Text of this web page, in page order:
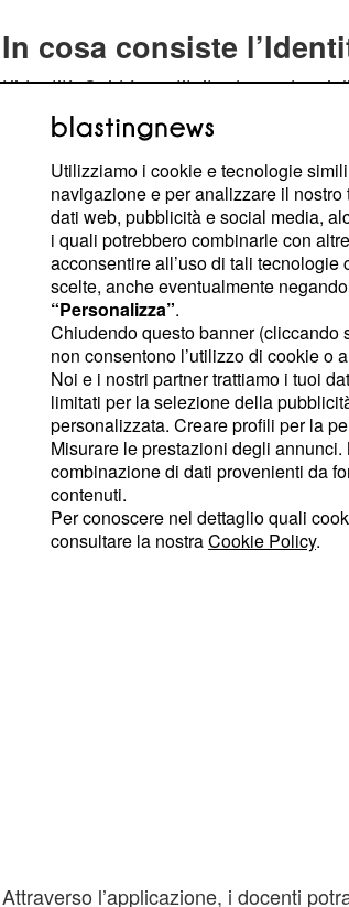
In cosa consiste
L’identità Spid è costituita da
password) che vengono rilasciate
permettono l’accesso a tutti i servizi
richiesto sia gratuitamente sia a
soggetto abilitato (Infocert, Poste,
Non ci sono differenze tra i soggetti a
richiedere le credenziali Spid, esse
gratis per due anni per tutti i cittadini
richiesta entro il 31 dicembre 2016. I
possono fare richiesta fin da ora per
gestore che preferiscono. Una volta
attendere il 30 novembre per
“Carta del Docente”.
Attraverso l’applicazione, i docenti
Utilizziamo i cookie e tecnologie
navigazione e per analizzare il
dati web, pubblicità e social media,
i quali potrebbero combinarle con
acconsentire all’uso di tali
scelte, anche eventualmente
“Personalizza”.
Chiudendo questo banner (cliccando
non consentono l’utilizzo di cookie o
Noi e i nostri partner trattiamo i tuoi
limitati per la selezione della
personalizzata. Creare profili per la
Misurare le prestazioni degli
combinazione di dati provenienti da
contenuti.
Per conoscere nel dettaglio quali
consultare la nostraCookie Policy.